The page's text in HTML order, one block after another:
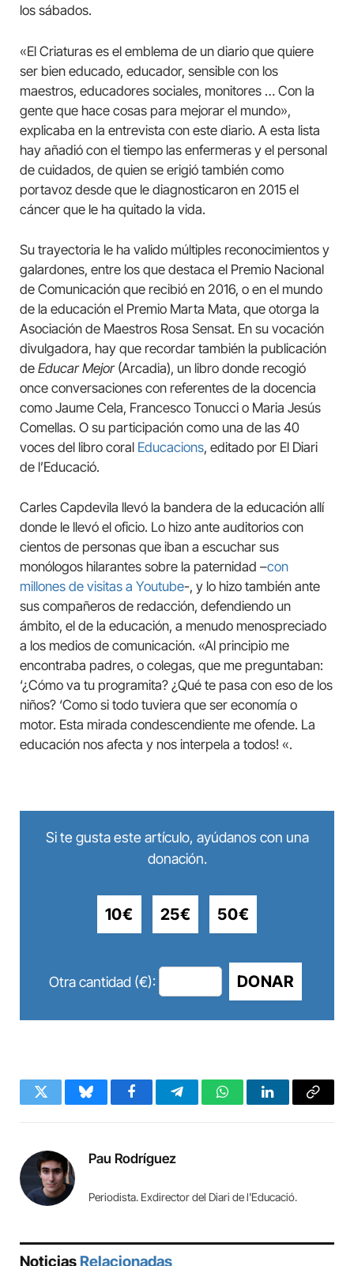
los sábados.
«El Criaturas es el emblema de un diario que quiere
ser bien educado, educador, sensible con los
maestros, educadores sociales, monitores … Con la
gente que hace cosas para mejorar el mundo»,
explicaba en la entrevista con este diario. A esta lista
hay añadió con el tiempo las enfermeras y el personal
de cuidados, de quien se erigió también como
portavoz desde que le diagnosticaron en 2015 el
cáncer que le ha quitado la vida.
Su trayectoria le ha valido múltiples reconocimientos y
galardones, entre los que destaca el Premio Nacional
de Comunicación que recibió en 2016, o en el mundo
de la educación el Premio Marta Mata, que otorga la
Asociación de Maestros Rosa Sensat. En su vocación
divulgadora, hay que recordar también la publicación
de Educar Mejor(Arcadia), un libro donde recogió
once conversaciones con referentes de la docencia
como Jaume Cela, Francesco Tonucci o Maria Jesús
Comellas. O su participación como una de las 40
voces del libro coral Educacions, editado por El Diari
de l’Educació.
Carles Capdevila llevó la bandera de la educación allí
donde le llevó el oficio. Lo hizo ante auditorios con
cientos de personas que iban a escuchar sus
monólogos hilarantes sobre la paternidad –con
millones de visitas a Youtube-, y lo hizo también ante
sus compañeros de redacción, defendiendo un
ámbito, el de la educación, a menudo menospreciado
a los medios de comunicación. «Al principio me
encontraba padres, o colegas, que me preguntaban:
‘¿Cómo va tu programita? ¿Qué te pasa con eso de los
niños? ‘Como si todo tuviera que ser economía o
motor. Esta mirada condescendiente me ofende. La
educación nos afecta y nos interpela a todos! «.
Si te gusta este artículo, ayúdanos con una
donación.
10€ 25€ 50€
Otra cantidad (€): DONAR
Twitter BlueskyFacebookTelegramWhatsAppLinkedInCopy
Pau Rodríguez
Periodista. Exdirector del Diari de l'Educació.
Noticias Relacionadas